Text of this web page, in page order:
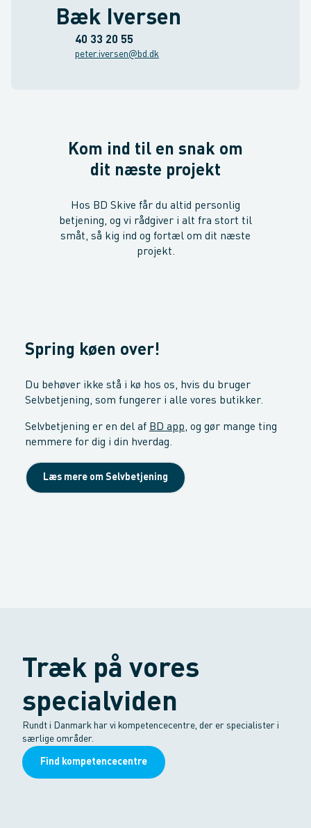
Bæk Iversen
40 33 20 55
peter.iversen@bd.dk
Kom ind til en snak om
dit næste projekt
Hos BD Skive får du altid personlig
betjening, og vi rådgiver i alt fra stort til
småt, så kig ind og fortæl om dit næste
projekt.
Spring køen over!
Du behøver ikke stå i kø hos os, hvis du bruger
Selvbetjening, som fungerer i alle vores butikker.
Selvbetjening er en del af BD app, og gør mange ting
nemmere for dig i din hverdag.
Læs mere om Selvbetjening
Træk på vores
specialviden
Rundt i Danmark har vi kompetencecentre, der er specialister i
særlige områder.
Find kompetencecentre